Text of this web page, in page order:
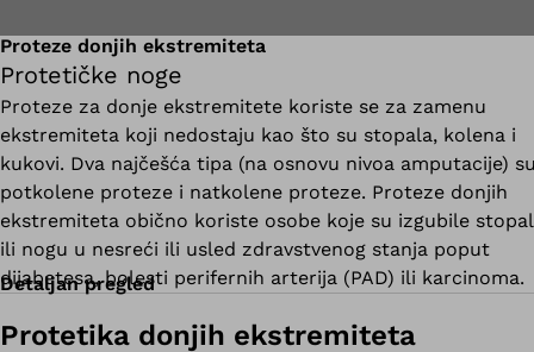
Proteze donjih ekstremiteta
Protetičke noge
Proteze za donje ekstremitete koriste se za zamenu
ekstremiteta koji nedostaju kao što su stopala, kolena i
kukovi. Dva najčešća tipa (na osnovu nivoa amputacije)
potkolene proteze i natkolene proteze. Proteze donjih
ekstremiteta obično koriste osobe koje su izgubile
ili nogu u nesreći ili usled zdravstvenog stanja poput
dijabetesa, bolesti perifernih arterija (PAD) ili karcinoma.
Detaljan pregled
Protetika donjih ekstremiteta